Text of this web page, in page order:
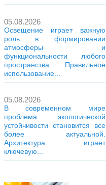
05.08.2026
Освещение играет важную
роль в формировании
атмосферы и
функциональности любого
пространства. Правильное
использование...
05.08.2026
В современном мире
проблема экологической
устойчивости становится все
более актуальной.
Архитектура играет
ключевую...